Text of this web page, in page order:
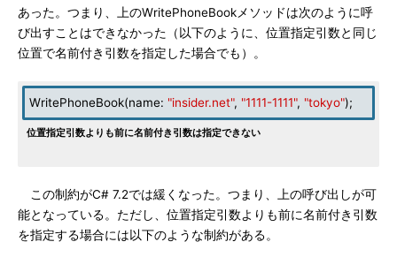
あった。つまり、上のWritePhoneBookメソッドは次のように呼
び出すことはできなかった（以下のように、位置指定引数と同じ
位置で名前付き引数を指定した場合でも）。
WritePhoneBook(name: "insider.net", "1111-1111", "tokyo");
位置指定引数よりも前に名前付き引数は指定できない
この制約がC# 7.2では緩くなった。つまり、上の呼び出しが可
能となっている。ただし、位置指定引数よりも前に名前付き引数
を指定する場合には以下のような制約がある。